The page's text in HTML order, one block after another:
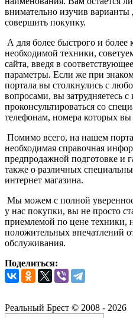
внимательно изучив варианты
совершить покупку.
А для более быстрого и более
необходимой техники,
сайта, введя в
параметры. Если же при
портала вы столкнулись с
вопросами, вы затрудняетесь
проконсультироваться со
телефонам, номера которых вы
Помимо всего, на нашем
необходимая справочная
предпродажной подготовке и
также о различных
интернет магазина.
Мы можем с полной
у нас покупки, вы не просто
приемлемой по цене техники,
положительных впечатлений
обслуживания.
Поделиться:
Реальный Брест © 2008 - 2026